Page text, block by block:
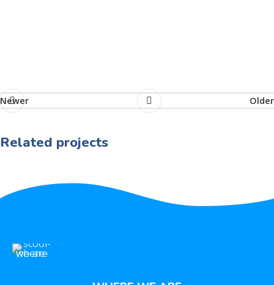
Newer Older
Related projects
Rhoncus quisque sollicitudin